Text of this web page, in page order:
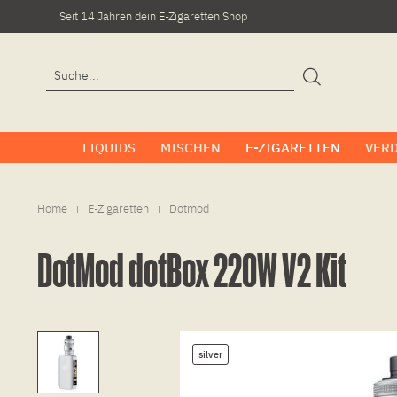
Seit 14 Jahren dein E-Zigaretten Shop
LIQUIDS MISCHEN E-ZIGARETTEN
Home | E-Zigaretten | Dotmod
DotMod dotBox 220W V2 Kit
silver